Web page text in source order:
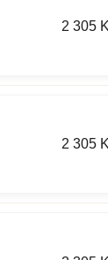
2 305
2 305